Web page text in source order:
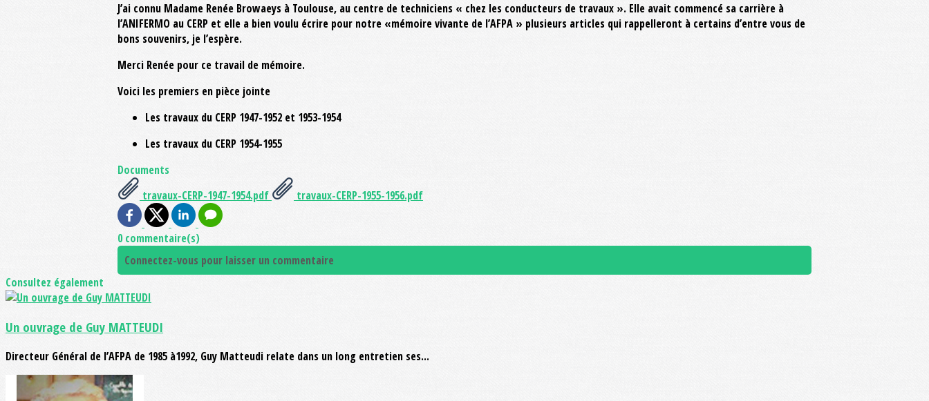
J’ai connu Madame Renée Browaeys à Toulouse, au centre de techniciens « chez les conducteurs de travaux ». Elle avait commencé sa carrière à
l’ANIFERMO au CERP et elle a bien voulu écrire pour notre «mémoire vivante de l’AFPA » plusieurs articles qui rappelleront à certains d’entre vous de
bons souvenirs, je l’espère.
Merci Renée pour ce travail de mémoire.
Voici les premiers en pièce jointe
Les travaux du CERP 1947-1952 et 1953-1954
Les travaux du CERP 1954-1955
Documents
travaux-CERP-1947-1954.pdf
travaux-CERP-1955-1956.pdf
0 commentaire(s)
Connectez-vous pour laisser un commentaire
Consultez également
Un ouvrage de Guy MATTEUDI
Directeur Général de l’AFPA de 1985 à1992, Guy Matteudi relate dans un long entretien ses...